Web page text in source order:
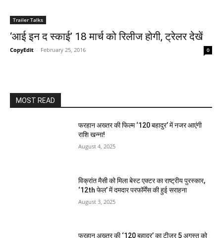
Trailer Talks
‘आई इन द स्काई’ 18 मार्च को रिलीज होगी, ट्रेलर देखें
CopyEdit - February 25, 2016 0
MOST READ
फरहान अख्तर की फिल्म ‘120 बहादुर’ में नजर आएंगी
राशि खन्ना!
August 4, 2025
विक्रांत मैसी को मिला बेस्ट एक्टर का राष्ट्रीय पुरस्कार,
‘12th फेल’ में दमदार परफॉर्मेंस की हुई सराहना
August 3, 2025
फरहान अख्तर की ‘120 बहादुर’ का टीज़र 5 अगस्त को